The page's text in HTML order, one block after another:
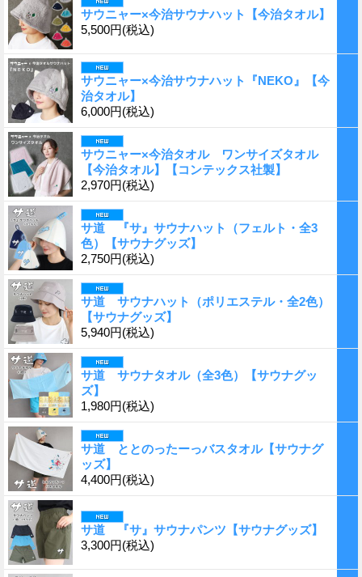
サウニャー×今治サウナハット【今治タオル】
5,500円(税込)
サウニャー×今治サウナハット『NEKO』【今
治タオル】
6,000円(税込)
サウニャー×今治タオル ワンサイズタオル
【今治タオル】【コンテックス社製】
2,970円(税込)
サ道 『サ』サウナハット（フェルト・全3
色）【サウナグッズ】
2,750円(税込)
サ道 サウナハット（ポリエステル・全2色）
【サウナグッズ】
5,940円(税込)
サ道 サウナタオル（全3色）【サウナグッ
ズ】
1,980円(税込)
サ道 ととのったーっバスタオル【サウナグ
ッズ】
4,400円(税込)
サ道 『サ』サウナパンツ【サウナグッズ】
3,300円(税込)